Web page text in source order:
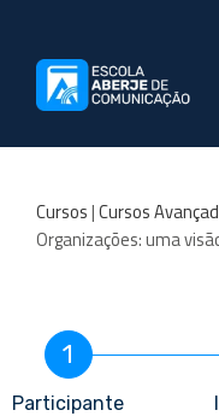
Cursos|Cursos
Organizações: uma
1
Participante